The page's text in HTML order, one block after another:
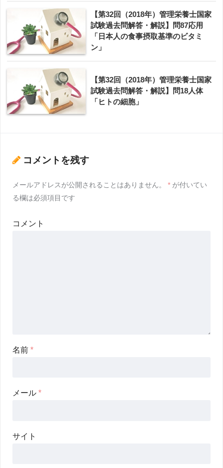
【第32回（2018年）管理栄養士国家
試験過去問解答・解説】問87応用
「日本人の食事摂取基準のビタミ
ン」
【第32回（2018年）管理栄養士国家
試験過去問解答・解説】問18人体
「ヒトの細胞」
コメントを残す
メールアドレスが公開されることはありません。 * が付いてい
る欄は必須項目です
コメント
名前 *
メール *
サイト